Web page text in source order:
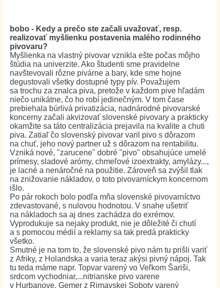
bobo - Kedy a prečo ste začali uvažovať, resp.
realizovať myšlienku postavenia malého rodinného
pivovaru?
Myšlienka na vlastný pivovar vznikla ešte počas môjho
štúdia na univerzite. Ako študenti sme pravidelne
navštevovali rôzne pivárne a bary, kde sme hojne
degustovali všetky dostupné typy pív. Považujem
sa trochu za znalca piva, pretože v každom pive hľadám
niečo unikátne, čo ho robí jedinečným. V tom čase
prebiehala búrlivá privatizácia, nadnárodné pivovarské
koncerny začali akvizovať slovenské pivovary a prakticky
okamžite sa táto centralizácia prejavila na kvalite a chuti
piva. Zatiaľ čo slovenský pivovar varil pivo s dôrazom
na chuť, jeho nový partner už s dôrazom na rentabilitu.
Vzniká nové, "zarucene" dobré "pivo" obsahujúce umelé
prímesy, sladové arómy, chmeľové izoextrakty, amylázy...,
je lacné a nenáročné na použitie. Zároveň sa zvýšil tlak
na znižovanie nákladov, o toto pivovarníckym koncernom
išlo.
Po pár rokoch bolo podľa mňa slovenské pivovarníctvo
zdevastované, s nulovou hodnotou. V snahe ušetriť
na nákladoch sa aj dnes zachádza do exrémov.
Vyprodukuje sa nejaky produkt, nie je dôležité či chutí
a s pomocou médií a reklamy sa tak predá prakticky
všetko.
Smutné je na tom to, že slovenské pivo nám tu prišli variť
z Afriky, z Holandska a varia teraz akýsi pivný nápoj. Tak
tu teda máme napr. Topvar varený vo Veľkom Šariši,
srdcom vychodniar,...nitrianske pivo varene
v Hurbanove, Gemer z Rimavskej Soboty varený